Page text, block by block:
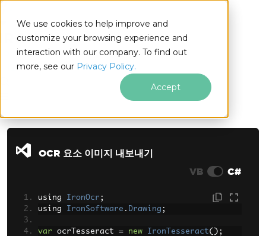
We use cookies to help improve and
customize your browsing experience and
interaction with our company. To find out
more, see our Privacy Policy.
Accept
.NET
OCR 요소 이미지 내보내기
VB
C#
using IronOcr ;
using IronSoftware . Drawing ;
var ocrTesseract = new IronTesseract();